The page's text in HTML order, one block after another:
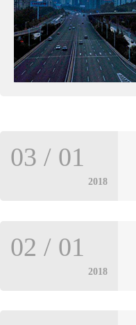
2018
03 / 01
2018
02 / 01